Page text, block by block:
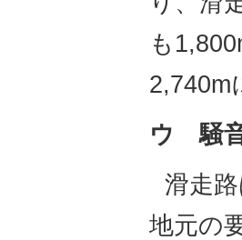
も
2,740m
ウ 騒
滑走
地元の